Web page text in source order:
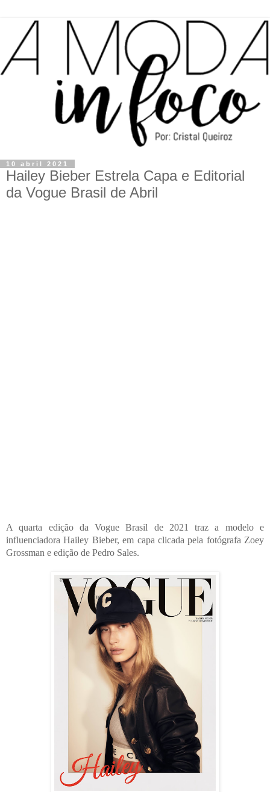
10 abril 2021
Hailey Bieber Estrela Capa e Editorial
da Vogue Brasil de Abril
A quarta edição da Vogue Brasil de 2021 traz a modelo e
influenciadora Hailey Bieber, em capa clicada pela fotógrafa Zoey
Grossman e edição de Pedro Sales.